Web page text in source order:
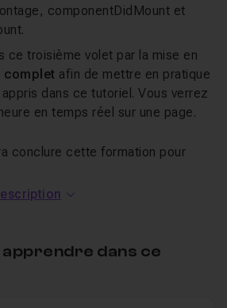
componentDidMount et
.
ce troisième volet par la mise en
complet afin de mettre en pratique
dans ce tutoriel. Vous verrez
en temps réel sur une page.
conclure cette formation pour
JS #1/9 : La découverte du
apprendre dans ce